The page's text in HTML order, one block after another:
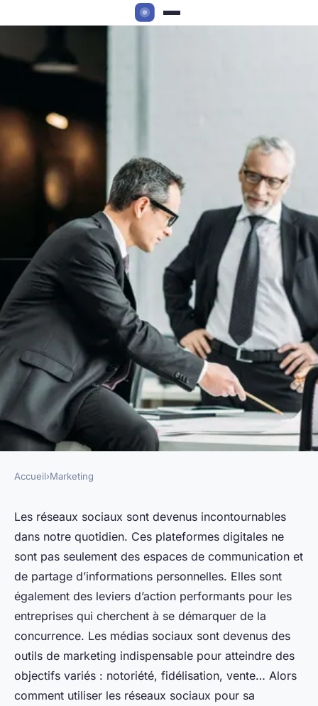
comment utiliser les réseaux
sociaux pour sa stratégie
marketing
marise•6 novembre 2023•5 min de lecture
Accueil›Marketing
Les réseaux sociaux sont devenus incontournables
dans notre quotidien. Ces plateformes digitales ne
sont pas seulement des espaces de communication et
de partage d’informations personnelles. Elles sont
également des leviers d’action performants pour les
entreprises qui cherchent à se démarquer de la
concurrence. Les médias sociaux sont devenus des
outils de marketing indispensable pour atteindre des
objectifs variés : notoriété, fidélisation, vente… Alors
comment utiliser les réseaux sociaux pour sa